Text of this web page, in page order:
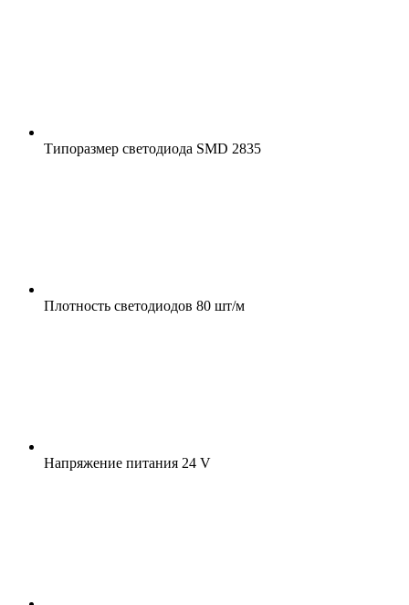
Типоразмер светодиода SMD 2835
Плотность светодиодов 80 шт/м
Напряжение питания 24 V